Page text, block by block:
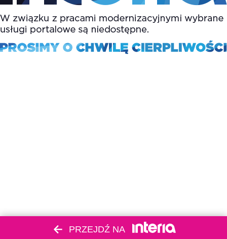
PRZEJDŹ NA